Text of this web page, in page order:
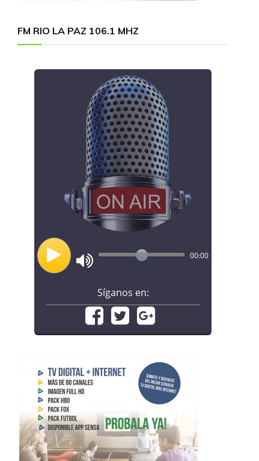
FM RIO LA PAZ 106.1 MHZ
00:00
Síganos en: